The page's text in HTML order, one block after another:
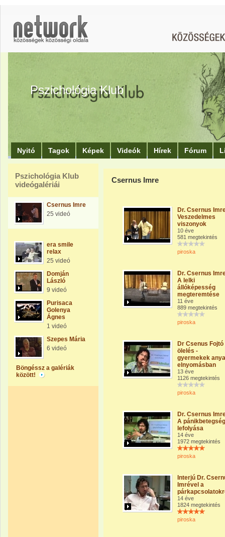
Pszichológia Klub
Nyitó Tagok Képek Videók Hírek Fórum
Pszichológia Klub
videógalériái
Csernus Imre
25 videó
era smile
relax
25 videó
Domján
László
9 videó
Purisaca
Golenya
Ágnes
1 videó
Szepes Mária
6 videó
Böngéssz a galériák
között!
Csernus Imre
Dr. Csernus
Veszedelmes
viszonyok
10 éve
581 megtekintés
piroska
Dr. Csernus
A lelki
állóképesség
megteremtése
11 éve
889 megtekintés
piroska
Dr Csenus Fojtó
ölelés -
gyermekek
elnyomásban
13 éve
1126 megtekintés
piroska
Dr. Csernus
A pánikbetegség
lefolyása
14 éve
1972 megtekintés
piroska
Interjú Dr.
Imrével a
14 éve
1824 megtekintés
piroska